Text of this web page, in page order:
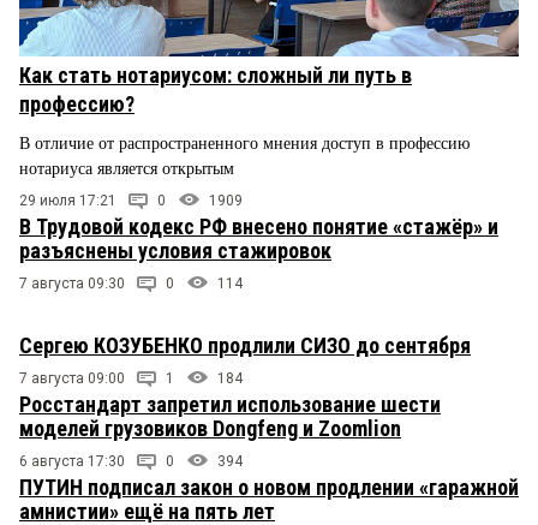
Как стать нотариусом: сложный ли путь в
профессию?
В отличие от распространенного мнения доступ в профессию
нотариуса является открытым
29 июля 17:21 0 1909
В Трудовой кодекс РФ внесено понятие «стажёр» и
разъяснены условия стажировок
7 августа 09:30 0 114
Сергею КОЗУБЕНКО продлили СИЗО до сентября
7 августа 09:00 1 184
Росстандарт запретил использование шести
моделей грузовиков Dongfeng и Zoomlion
6 августа 17:30 0 394
ПУТИН подписал закон о новом продлении «гаражной
амнистии» ещё на пять лет